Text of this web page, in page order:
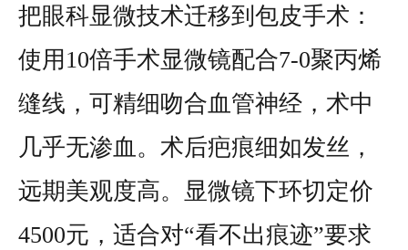
把眼科显微技术迁移到包皮手术：
使用10倍手术显微镜配合7-0聚丙烯
缝线，可精细吻合血管神经，术中
几乎无渗血。术后疤痕细如发丝，
远期美观度高。显微镜下环切定价
4500元，适合对“看不出痕迹”要求